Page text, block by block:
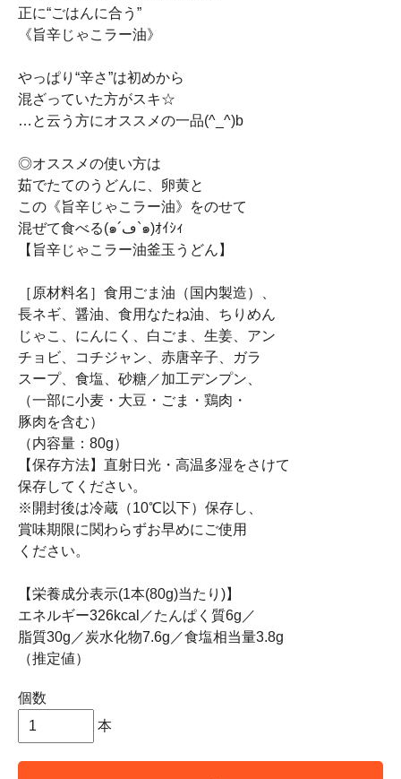
正に“ごはんに合う”
《旨辛じゃこラー油》
やっぱり“辛さ”は初めから
混ざっていた方がスキ☆
…と云う方にオススメの一品(^_^)b
◎オススメの使い方は
茹でたてのうどんに、卵黄と
この《旨辛じゃこラー油》をのせて
混ぜて食べる(๑´ڡ`๑)ｵｲｼｨ
【旨辛じゃこラー油釜玉うどん】
［原材料名］食用ごま油（国内製造）、
長ネギ、醤油、食用なたね油、ちりめん
じゃこ、にんにく、白ごま、生姜、アン
チョビ、コチジャン、赤唐辛子、ガラ
スープ、食塩、砂糖／加工デンプン、
（一部に小麦・大豆・ごま・鶏肉・
豚肉を含む）
（内容量：80g）
【保存方法】直射日光・高温多湿をさけて
保存してください。
※開封後は冷蔵（10℃以下）保存し、
賞味期限に関わらずお早めにご使用
ください。
【栄養成分表示(1本(80g)当たり)】
エネルギー326kcal／たんぱく質6g／
脂質30g／炭水化物7.6g／食塩相当量3.8g
（推定値）
個数
本